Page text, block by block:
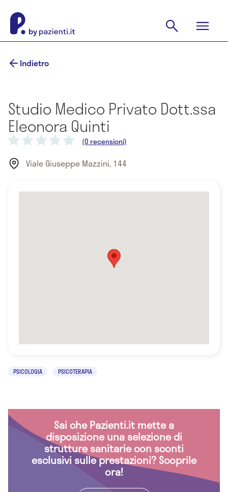
Indietro
Studio Medico Privato Dott.ssa
Eleonora Quinti
(0 recensioni)
Viale Giuseppe Mazzini, 144
PSICOLOGIA PSICOTERAPIA
Sai che Pazienti.it mette a
disposizione una selezione di
strutture sanitarie con sconti
esclusivi sulle prestazioni? Scoprile
ora!